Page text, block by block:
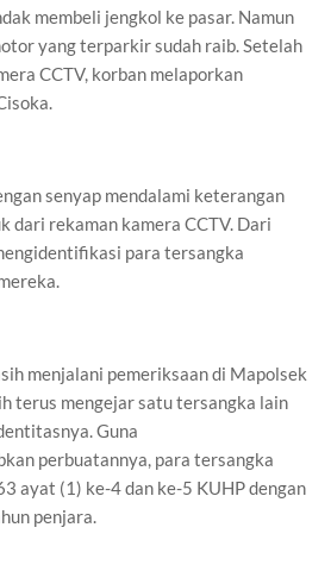
membeli jengkol ke pasar. Namun
yang terparkir sudah raib. Setelah
CCTV, korban melaporkan
senyap mendalami keterangan
dari rekaman kamera CCTV. Dari
para tersangka
menjalani pemeriksaan di Mapolsek
terus mengejar satu tersangka lain
Guna
perbuatannya, para tersangka
ayat (1) ke-4 dan ke-5 KUHP dengan
penjara.